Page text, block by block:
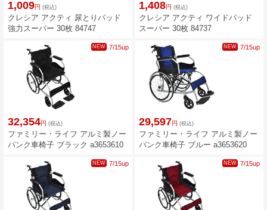
1,009円 (税込)
クレシア アクティ 尿とりパッド
強力スーパー 30枚 84747
1,408円 (税込)
クレシア アクティ ワイドパッド
スーパー 30枚 84737
NEW 7/15up
32,354円 (税込)
ファミリー・ライフ アルミ製ノー
パンク車椅子 ブラック a3653610
NEW 7/15up
29,597円 (税込)
ファミリー・ライフ アルミ製ノー
パンク車椅子 ブルー a3653620
NEW 7/15up NEW 7/15up